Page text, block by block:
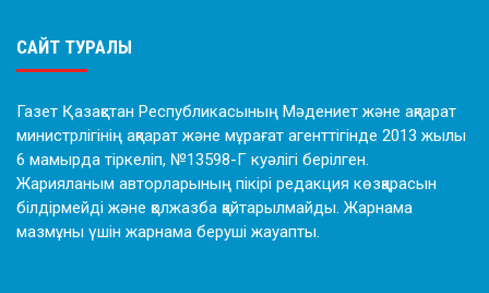
САЙТ ТУРАЛЫ
Газет Қазақстан Республикасының Мәдениет және ақпарат
министрлігінің ақпарат және мұрағат агенттігінде 2013 жылы
6 мамырда тіркеліп, №13598-Г куәлігі берілген.
Жарияланым авторларының пікірі редакция көзқарасын
білдірмейді және қолжазба қайтарылмайды. Жарнама
мазмұны үшін жарнама беруші жауапты.